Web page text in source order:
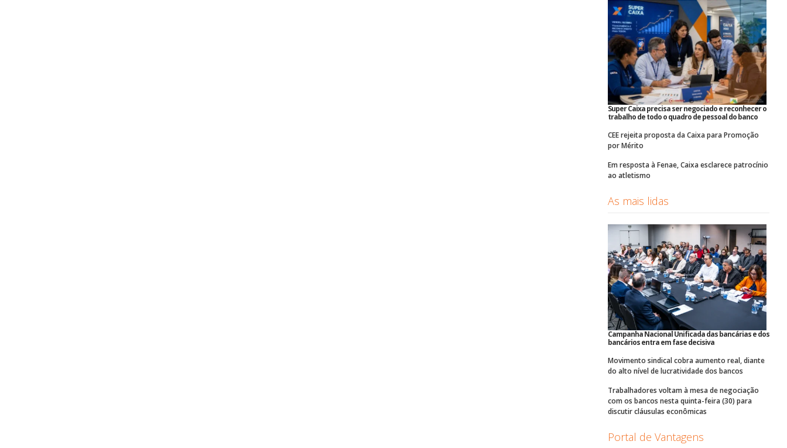
Super Caixa precisa ser negociado e reconhecer o
trabalho de todo o quadro de pessoal do banco
CEE rejeita proposta da Caixa para Promoção
por Mérito
Em resposta à Fenae, Caixa esclarece patrocínio
ao atletismo
As mais lidas
Campanha Nacional Unificada das bancárias e dos
bancários entra em fase decisiva
Movimento sindical cobra aumento real, diante
do alto nível de lucratividade dos bancos
Trabalhadores voltam à mesa de negociação
com os bancos nesta quinta-feira (30) para
discutir cláusulas econômicas
Portal de Vantagens